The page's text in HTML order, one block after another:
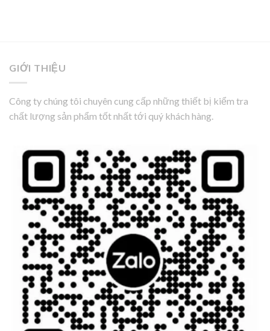
GIỚI THIỆU
Công ty chúng tôi chuyên cung cấp những thiết bị kiểm tra
chất lượng sản phẩm tốt nhất tới quý khách hàng.